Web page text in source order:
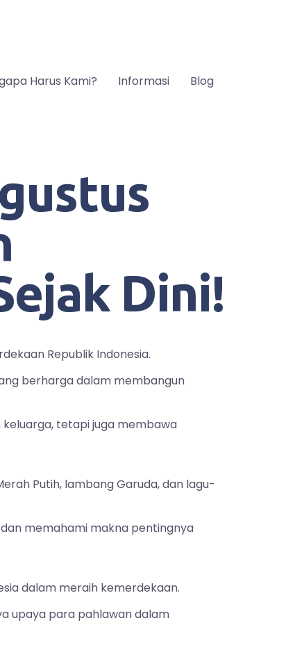
Harus Kami? Informasi Blog
Dini!
Republik Indonesia.
berharga dalam membangun
tetapi juga membawa
Putih, lambang Garuda, dan lagu-
memahami makna pentingnya
dalam meraih kemerdekaan.
upaya para pahlawan dalam